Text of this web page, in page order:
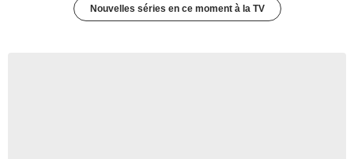
Nouvelles séries en ce moment à la TV